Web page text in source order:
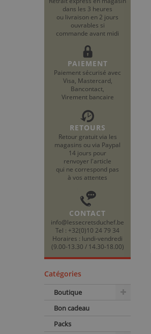
dans les 3 heures
ou livraison en 2 jours
ouvrables si
commande avant midi
PAIEMENT
Paiement sécurisé avec
Visa, Mastercard,
Bancontact,
Virement bancaire
RETOURS
Retour gratuit via les
magasins ou via Paypal
14 jours pour
renvoyer l'article
qui ne correspond pas
à vos attentes
CONTACT
info@lessecretsduchef.be
Tel : +32(0)10 24 79 34
Horaires : lundi-vendredi
(9.00-13.30 / 14.30-18.00)
Catégories
Boutique
Bon cadeau
Packs